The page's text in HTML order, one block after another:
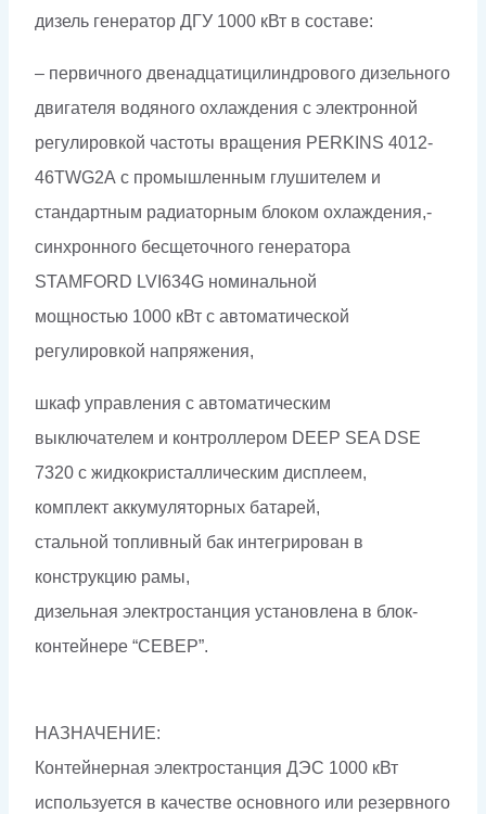
дизель генератор ДГУ 1000 кВт в составе:
– первичного двенадцатицилиндрового дизельного
двигателя водяного охлаждения с электронной
регулировкой частоты вращения PERKINS 4012-
46TWG2A с промышленным глушителем и
стандартным радиаторным блоком охлаждения,-
синхронного бесщеточного генератора
STAMFORD LVI634G номинальной
мощностью 1000 кВт c автоматической
регулировкой напряжения,
шкаф управления с автоматическим
выключателем и контроллером DEEP SEA DSE
7320 с жидкокристаллическим дисплеем,
комплект аккумуляторных батарей,
стальной топливный бак интегрирован в
конструкцию рамы,
дизельная электростанция установлена в блок-
контейнере “СЕВЕР”.
НАЗНАЧЕНИЕ:
Контейнерная электростанция ДЭС 1000 кВт
используется в качестве основного или резервного